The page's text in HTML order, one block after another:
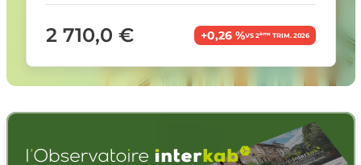
2 710,0 € +0,26 %VS 2èmeTRIM. 2026